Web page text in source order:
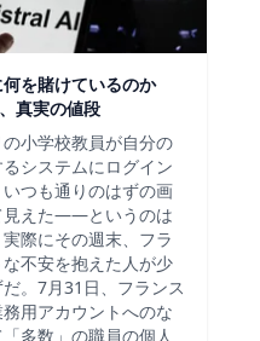
を賭けているのか
真実の値段
小学校教員が自分の
システムにログイン
つも通りのはずの画
見えた——というのは
際にその週末、フラ
不安を抱えた人が少
。7月31日、フランス
用アカウントへのな
多数」の職員の個人